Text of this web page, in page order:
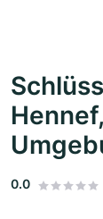
0.0